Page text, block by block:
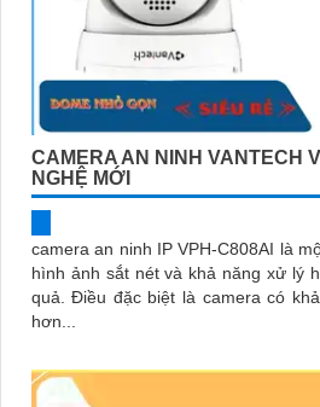
CAMERA AN NINH VANTECH
NGHỆ MỚI
camera an ninh IP VPH-C808AI là
hình ảnh sắt nét và khả năng xử lý
quả. Điều đặc biệt là camera có khả năng xem ban đêm rõ
hơn...